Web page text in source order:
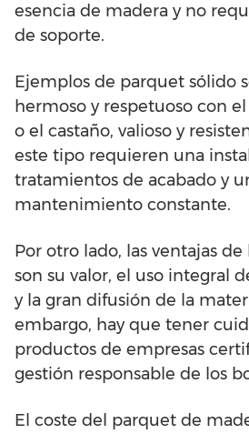
esencia de madera y no
de soporte.
Ejemplos de parquet sólido
hermoso y respetuoso con
o el castaño, valioso y
este tipo requieren una
tratamientos de acabado y
mantenimiento constante.
Por otro lado, las ventajas
son su valor, el uso integral
y la gran difusión de la
embargo, hay que tener
productos de empresas
gestión responsable de los
El coste del parquet de